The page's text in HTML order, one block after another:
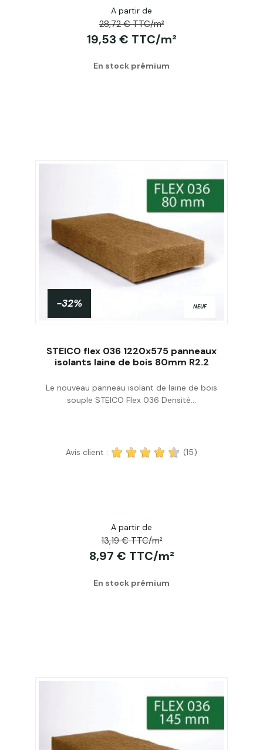
A partir de
28,72 € TTC/m²
19,53 € TTC/m²
En stock prémium
Acheter
-32% NEUF
STEICO flex 036 1220x575 panneaux
isolants laine de bois 80mm R2.2
Le nouveau panneau isolant de laine de bois
souple STEICO Flex 036 Densité...
Avis client : (15)
A partir de
13,19 € TTC/m²
8,97 € TTC/m²
En stock prémium